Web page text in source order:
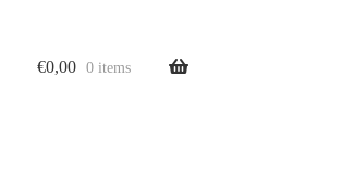
€0,00 0 items